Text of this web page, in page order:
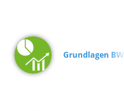
Grundlagen BWL